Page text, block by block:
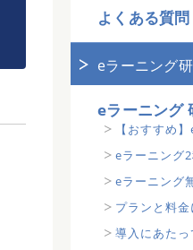
よくある質問
eラーニング
eラーニング
【おすすめ
eラーニング
eラーニング
プランと料
導入にあたっ